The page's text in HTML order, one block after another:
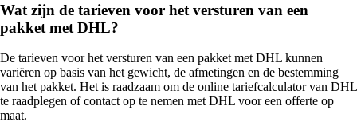
Wat zijn de tarieven voor het versturen van een
pakket met DHL?
De tarieven voor het versturen van een pakket met DHL kunnen
variëren op basis van het gewicht, de afmetingen en de bestemming
van het pakket. Het is raadzaam om de online tariefcalculator van DHL
te raadplegen of contact op te nemen met DHL voor een offerte op
maat.